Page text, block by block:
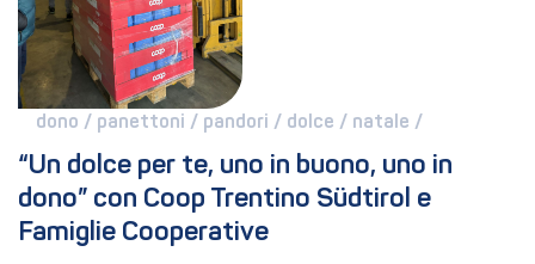
dono / panettoni / pandori / dolce / natale /
“Un dolce per te, uno in buono, uno in
dono” con Coop Trentino Südtirol e
Famiglie Cooperative